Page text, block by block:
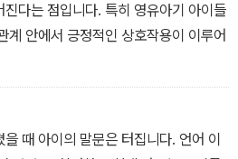
다는 점입니다. 특히 영유아기 아이들
계 안에서 긍정적인 상호작용이 이루어
때 아이의 말문은 터집니다. 언어 이